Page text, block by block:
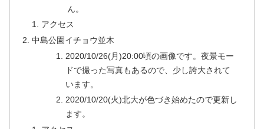
ん。
アクセス
中島公園イチョウ並木
2020/10/26(月)20:00頃の画像です。夜景モー
ドで撮った写真もあるので、少し誇大されて
います。
2020/10/20(火)北大が色づき始めたので更新し
ます。